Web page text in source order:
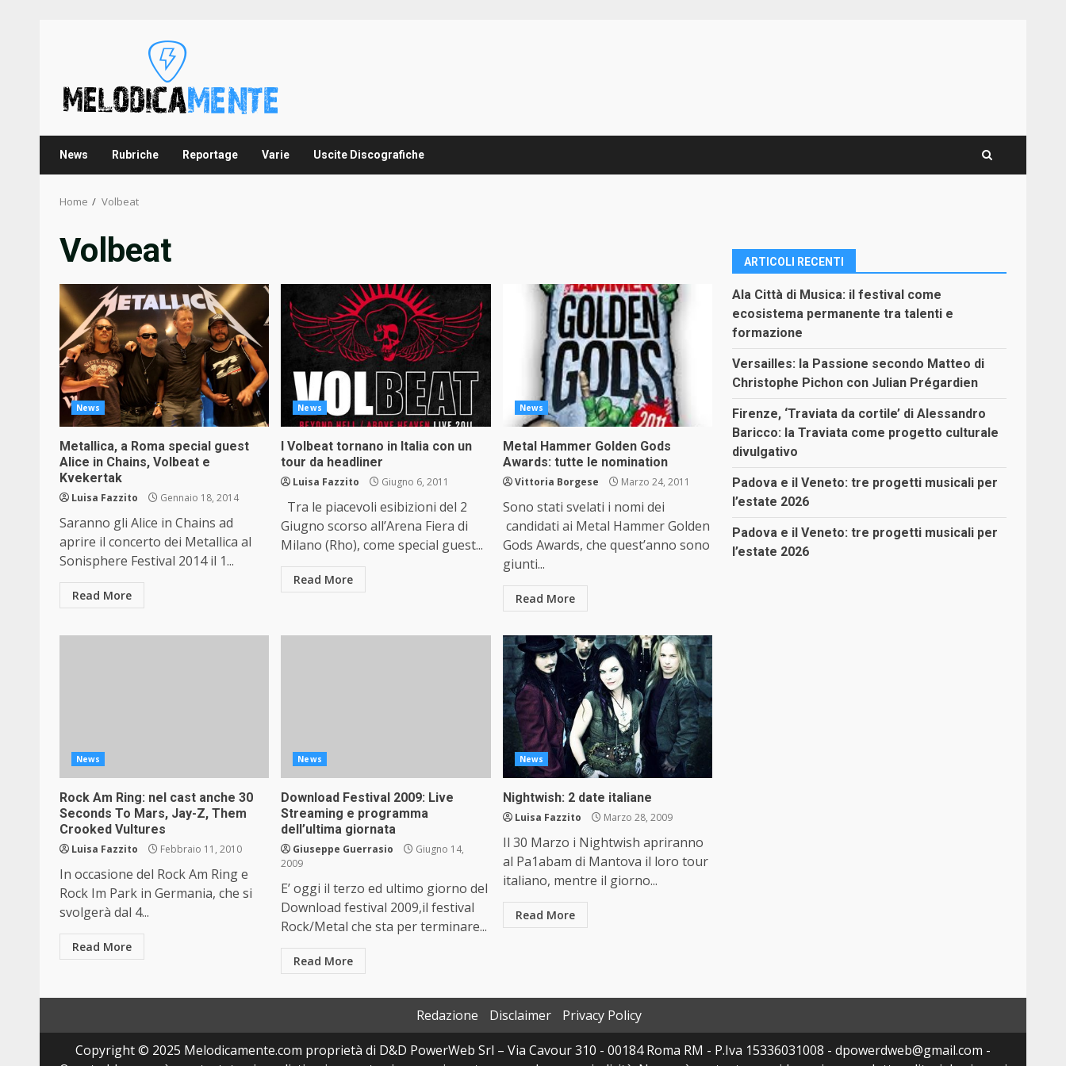
News Rubriche Reportage Varie Uscite Discografiche
Home Volbeat
Volbeat
News
Metallica, a Roma special guest
Alice in Chains, Volbeat e
Kvekertak
Luisa Fazzito Gennaio 18, 2014
Saranno gli Alice in Chains ad
aprire il concerto dei Metallica al
Sonisphere Festival 2014 il 1...
Read More
News
I Volbeat tornano in Italia con un
tour da headliner
Luisa Fazzito Giugno 6, 2011
Tra le piacevoli esibizioni del 2
Giugno scorso all’Arena Fiera di
Milano (Rho), come special guest...
Read More
News
Metal Hammer Golden Gods
Awards: tutte le nomination
Vittoria Borgese Marzo 24, 2011
Sono stati svelati i nomi dei
candidati ai Metal Hammer Golden
Gods Awards, che quest’anno sono
giunti...
Read More
News
Rock Am Ring: nel cast anche 30
Seconds To Mars, Jay-Z, Them
Crooked Vultures
Luisa Fazzito Febbraio 11, 2010
In occasione del Rock Am Ring e
Rock Im Park in Germania, che si
svolgerà dal 4...
Read More
News
Download Festival 2009: Live
Streaming e programma
dell’ultima giornata
Giuseppe Guerrasio
Giugno 14,
2009
E’ oggi il terzo ed ultimo giorno del
Download festival 2009,il festival
Rock/Metal che sta per terminare...
Read More
News
Nightwish: 2 date italiane
Luisa Fazzito Marzo 28, 2009
Il 30 Marzo i Nightwish apriranno
al Pa1abam di Mantova il loro tour
italiano, mentre il giorno...
Read More
ARTICOLI RECENTI
Ala Città di Musica: il festival come
ecosistema permanente tra talenti e
formazione
Versailles: la Passione secondo Matteo di
Christophe Pichon con Julian Prégardien
Firenze, ‘Traviata da cortile’ di Alessandro
Baricco: la Traviata come progetto culturale
divulgativo
Padova e il Veneto: tre progetti musicali per
l’estate 2026
Padova e il Veneto: tre progetti musicali per
l’estate 2026
Redazione Disclaimer
Privacy Policy
Copyright © 2025 Melodicamente.com proprietà di D&D PowerWeb Srl – Via Cavour 310 - 00184 Roma RM - P.Iva 15336031008 - dpowerdweb@gmail.com -